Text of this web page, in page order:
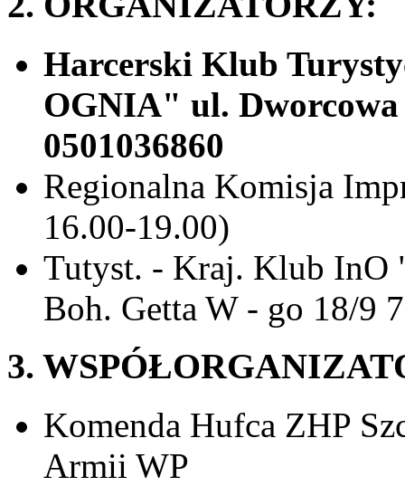
Harcerski Klub
OGNIA" ul. Dworcowa
0501036860
Regionalna Komisja
16.00-19.00)
Tutyst. - Kraj. Klub
Boh. Getta W - go 18/9
3.
Komenda Hufca ZHP
Armii WP